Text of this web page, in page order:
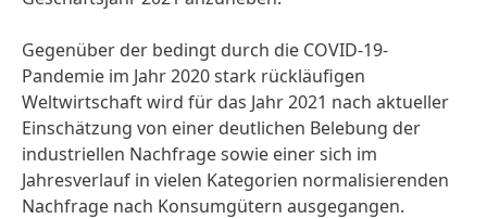
Gegenüber der bedingt durch die COVID-19-
Pandemie im Jahr 2020 stark rückläufigen
Weltwirtschaft wird für das Jahr 2021 nach aktueller
Einschätzung von einer deutlichen Belebung der
industriellen Nachfrage sowie einer sich im
Jahresverlauf in vielen Kategorien normalisierenden
Nachfrage nach Konsumgütern ausgegangen.